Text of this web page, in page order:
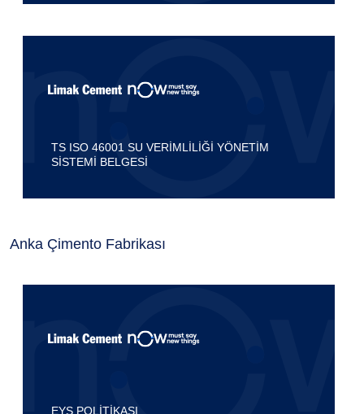
TS ISO 46001 SU VERİMLİLİĞİ YÖNETİM
SİSTEMİ BELGESİ
Anka Çimento Fabrikası
EYS POLİTİKASI